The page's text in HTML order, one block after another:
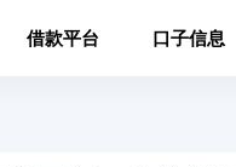
借款平台 口子信息